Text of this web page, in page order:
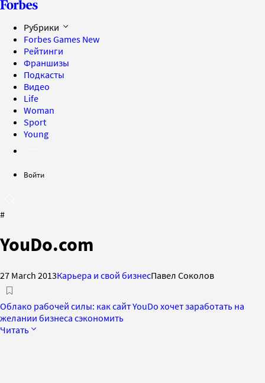
Рубрики
Forbes Games New
Рейтинги
Франшизы
Подкасты
Видео
Life
Woman
Sport
Young
Войти
#
YouDo.com
27 March 2013Карьера и свой бизнесПавел Соколов
Облако рабочей силы: как сайт YouDo хочет заработать на
желании бизнеса сэкономить
Читать